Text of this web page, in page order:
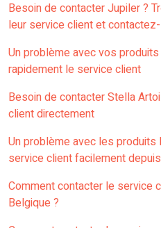
Besoin de contacter Jupiler ?
leur service client et
Un problème avec vos
rapidement le service client
Besoin de contacter Stella
client directement
Un problème avec les produits
service client facilement
Comment contacter le service
Belgique ?